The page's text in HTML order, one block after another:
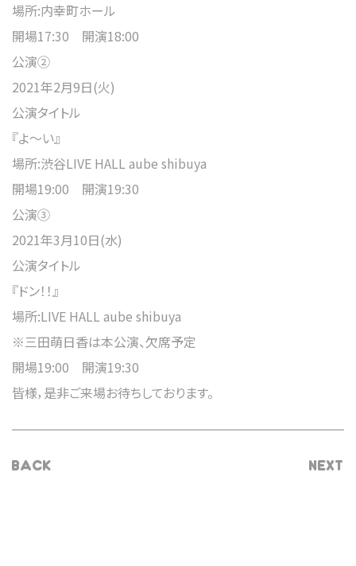
場所:内幸町ホール
開場17:30 開演18:00
公演②
2021年2月9日(火)
公演タイトル
『よ〜い』
場所:渋谷LIVE HALL aube shibuya
開場19:00 開演19:30
公演③
2021年3月10日(水)
公演タイトル
『ドン！！』
場所:LIVE HALL aube shibuya
※三田萌日香は本公演、欠席予定
開場19:00 開演19:30
皆様，是非ご来場お待ちしております。
BACK NEXT